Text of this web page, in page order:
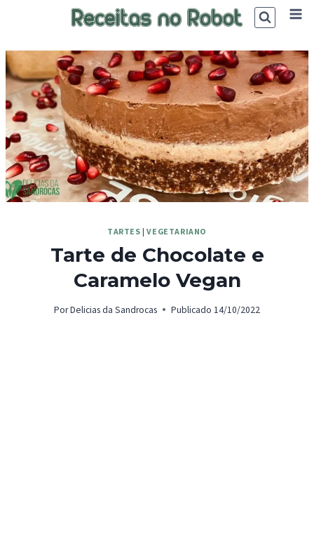
TARTES |VEGETARIANO
Tarte de Chocolate e
Caramelo Vegan
PorDelicias da Sandrocas Publicado 14/10/2022